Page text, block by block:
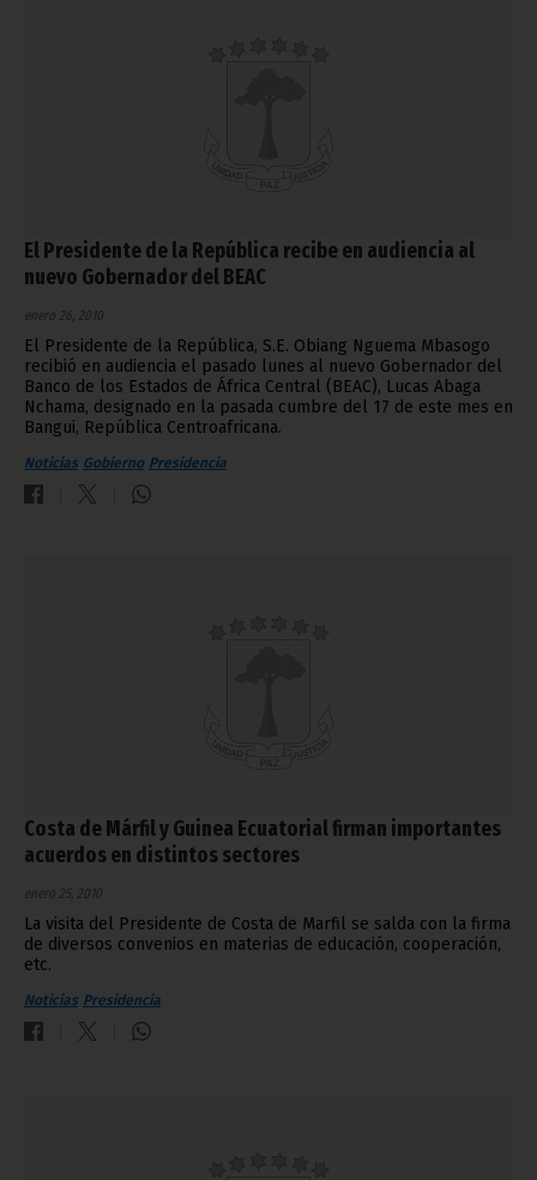
El Presidente de la República recibe en audiencia al
nuevo Gobernador del BEAC
enero 26, 2010
El Presidente de la República, S.E. Obiang Nguema Mbasogo
recibió en audiencia el pasado lunes al nuevo Gobernador del
Banco de los Estados de África Central (BEAC), Lucas Abaga
Nchama, designado en la pasada cumbre del 17 de este mes en
Bangui, República Centroafricana.
Noticias Gobierno Presidencia
Costa de Márfil y Guinea Ecuatorial firman importantes
acuerdos en distintos sectores
enero 25, 2010
La visita del Presidente de Costa de Marfil se salda con la firma
de diversos convenios en materias de educación, cooperación,
etc.
Noticias Presidencia